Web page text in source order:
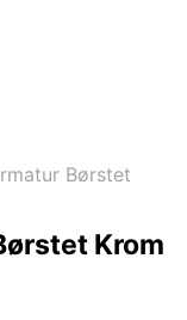
Børstet
Krom